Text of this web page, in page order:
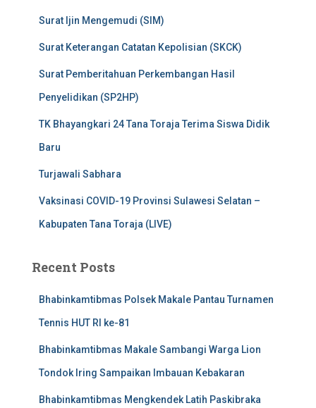
Surat Ijin Mengemudi (SIM)
Surat Keterangan Catatan Kepolisian (SKCK)
Surat Pemberitahuan Perkembangan Hasil
Penyelidikan (SP2HP)
TK Bhayangkari 24 Tana Toraja Terima Siswa Didik
Baru
Turjawali Sabhara
Vaksinasi COVID-19 Provinsi Sulawesi Selatan –
Kabupaten Tana Toraja (LIVE)
Recent Posts
Bhabinkamtibmas Polsek Makale Pantau Turnamen
Tennis HUT RI ke-81
Bhabinkamtibmas Makale Sambangi Warga Lion
Tondok Iring Sampaikan Imbauan Kebakaran
Bhabinkamtibmas Mengkendek Latih Paskibraka